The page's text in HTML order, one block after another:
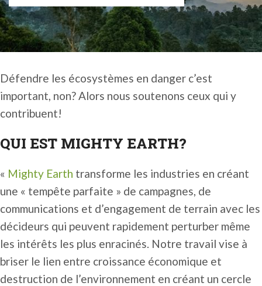
Défendre les écosystèmes en danger c’est
important, non? Alors nous soutenons ceux qui y
contribuent!
QUI EST MIGHTY EARTH?
« Mighty Earth transforme les industries en créant
une « tempête parfaite » de campagnes, de
communications et d’engagement de terrain avec les
décideurs qui peuvent rapidement perturber même
les intérêts les plus enracinés. Notre travail vise à
briser le lien entre croissance économique et
destruction de l’environnement en créant un cercle